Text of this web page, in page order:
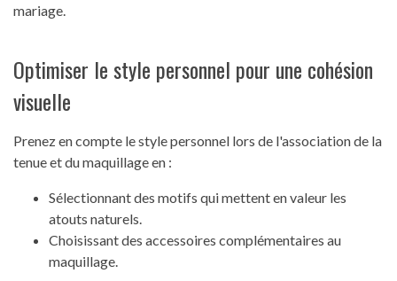
mariage.
Optimiser le style personnel pour une cohésion
visuelle
Prenez en compte le style personnel lors de l'association de la
tenue et du maquillage en :
Sélectionnant des motifs qui mettent en valeur les
atouts naturels.
Choisissant des accessoires complémentaires au
maquillage.